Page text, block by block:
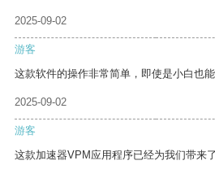
2025-09-02
游客
这款软件的操作非常简单，即使是小白也能
2025-09-02
游客
这款加速器VPM应用程序已经为我们带来